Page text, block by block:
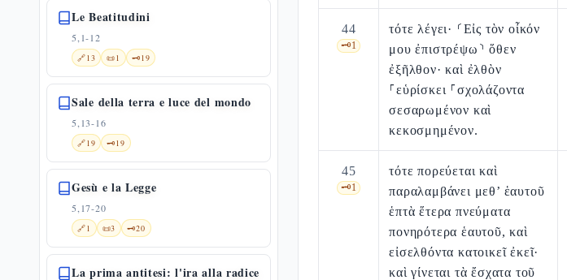
Le Beatitudini
5,1-12
🔗13 📜1 🗝️19
Sale della terra e luce del mondo
5,13-16
🔗19 🗝️19
Gesù e la Legge
5,17-20
🔗1 📜3 🗝️20
La prima antitesi: l'ira alla radice
44
🗝️1
τότε λέγει· ⸂Εἰς τὸν οἶκόν
μου ἐπιστρέψω⸃ ὅθεν
ἐξῆλθον· καὶ ἐλθὸν
⸀εὑρίσκει ⸀σχολάζοντα
σεσαρωμένον καὶ
κεκοσμημένον.
45
🗝️1
τότε πορεύεται καὶ
παραλαμβάνει μεθ’ ἑαυτοῦ
ἑπτὰ ἕτερα πνεύματα
πονηρότερα ἑαυτοῦ, καὶ
εἰσελθόντα κατοικεῖ ἐκεῖ·
καὶ γίνεται τὰ ἔσχατα τοῦ